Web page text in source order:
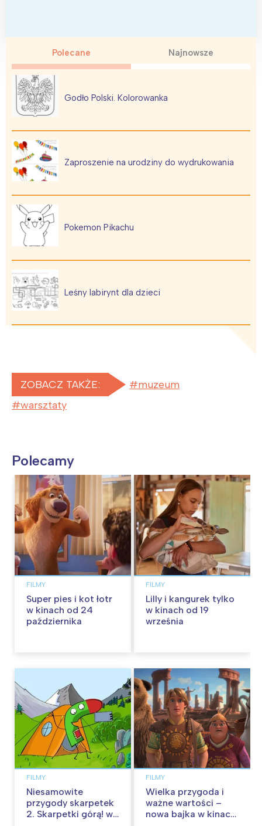
Polecane Najnowsze
Godło Polski. Kolorowanka
Zaproszenie na urodziny do wydrukowania
Pokemon Pikachu
Leśny labirynt dla dzieci
ZOBACZ TAKŻE:
muzeum
warsztaty
Polecamy
FILMY
Super pies i kot łotr
w kinach od 24
października
FILMY
Lilly i kangurek tylko
w kinach od 19
września
FILMY
Niesamowite
przygody skarpetek
2. Skarpetki górą! w
FILMY
Wielka przygoda i
ważne wartości –
nowa bajka w kinach